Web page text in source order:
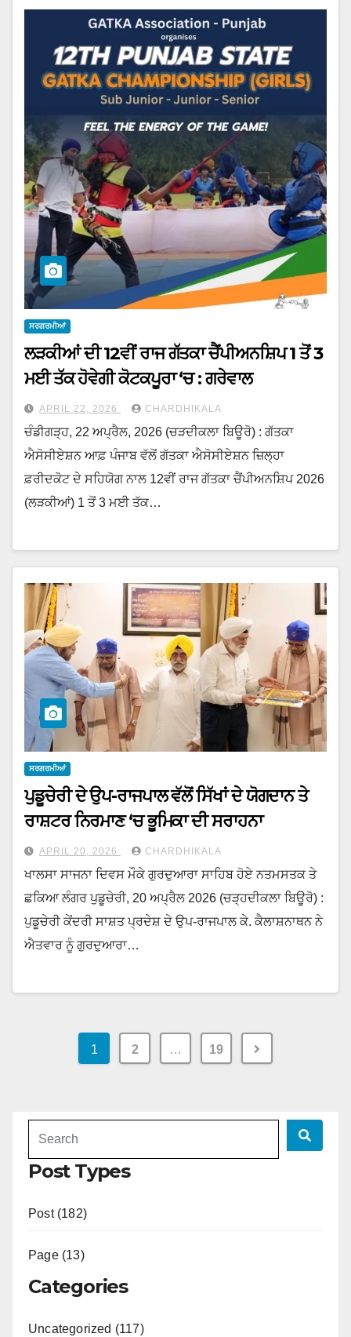
ਸਰਗਰਮੀਆਂ
ਲੜਕੀਆਂ ਦੀ 12ਵੀਂ ਰਾਜ ਗੱਤਕਾ ਚੈਂਪੀਅਨਸ਼ਿਪ 1 ਤੋਂ 3
ਮਈ ਤੱਕ ਹੋਵੇਗੀ ਕੋਟਕਪੂਰਾ ‘ਚ : ਗਰੇਵਾਲ
APRIL 22, 2026 CHARDHIKALA
ਚੰਡੀਗੜ੍ਹ, 22 ਅਪ੍ਰੈਲ, 2026 (ਚੜਦੀਕਲਾ ਬਿਊਰੋ) : ਗੱਤਕਾ
ਐਸੋਸੀਏਸ਼ਨ ਆਫ਼ ਪੰਜਾਬ ਵੱਲੋਂ ਗੱਤਕਾ ਐਸੋਸੀਏਸ਼ਨ ਜ਼ਿਲ੍ਹਾ
ਫ਼ਰੀਦਕੋਟ ਦੇ ਸਹਿਯੋਗ ਨਾਲ 12ਵੀਂ ਰਾਜ ਗੱਤਕਾ ਚੈਂਪੀਅਨਸ਼ਿਪ 2026
(ਲੜਕੀਆਂ) 1 ਤੋਂ 3 ਮਈ ਤੱਕ…
ਸਰਗਰਮੀਆਂ
ਪੁਡੂਚੇਰੀ ਦੇ ਉਪ-ਰਾਜਪਾਲ ਵੱਲੋਂ ਸਿੱਖਾਂ ਦੇ ਯੋਗਦਾਨ ਤੇ
ਰਾਸ਼ਟਰ ਨਿਰਮਾਣ ‘ਚ ਭੂਮਿਕਾ ਦੀ ਸਰਾਹਨਾ
APRIL 20, 2026 CHARDHIKALA
ਖਾਲਸਾ ਸਾਜਨਾ ਦਿਵਸ ਮੌਕੇ ਗੁਰਦੁਆਰਾ ਸਾਹਿਬ ਹੋਏ ਨਤਮਸਤਕ ਤੇ
ਛਕਿਆ ਲੰਗਰ ਪੁਡੂਚੇਰੀ, 20 ਅਪ੍ਰੈਲ 2026 (ਚੜ੍ਹਦੀਕਲਾ ਬਿਊਰੋ) :
ਪੁਡੂਚੇਰੀ ਕੇਂਦਰੀ ਸਾਸ਼ਤ ਪ੍ਰਦੇਸ਼ ਦੇ ਉਪ-ਰਾਜਪਾਲ ਕੇ. ਕੈਲਾਸ਼ਨਾਥਨ ਨੇ
ਐਤਵਾਰ ਨੂੰ ਗੁਰਦੁਆਰਾ…
1 2 … 19
Post Types
Post (182)
Page (13)
Categories
Uncategorized (117)